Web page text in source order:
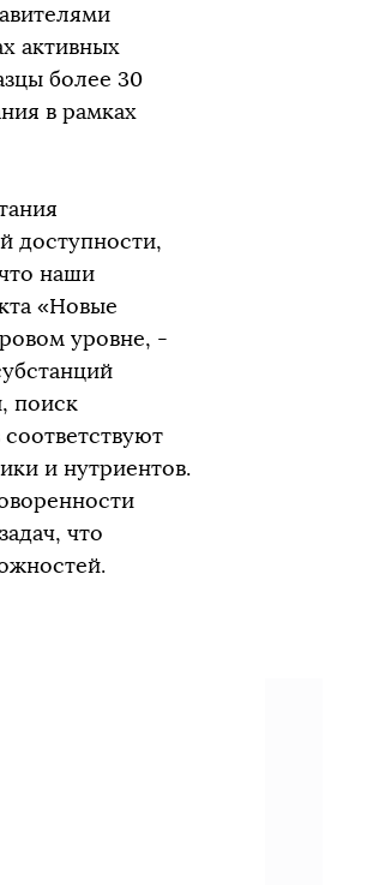
активных
более 30
в рамках
доступности,
наши
«Новые
уровне, -
поиск
и нутриентов.
что